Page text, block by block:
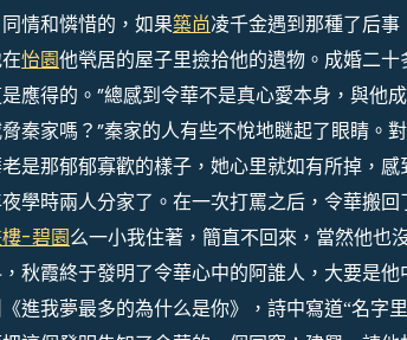
情和憐惜的，如果築尚凌千金遇到那種了后事
怡園他煢居的屋子里撿拾他的遺物。 成婚二
應得的。”總感到令華不是真心愛本身，與他
秦家嗎？”秦家的人有些不悅地瞇起了眼睛。
是那郁郁寡歡的樣子，她心里就如有所掉，
學時兩人分家了。在一次打罵之后，令華搬
-碧園么一小我住著，簡直不回來，當然他也
秋霞終于發明了令華心中的阿誰人，大要是
進我夢最多的為什么是你》，詩中寫道“名字